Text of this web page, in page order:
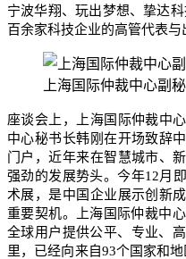
宁波华翔、玩出梦想、挚达
百余家科技企业的高管代表与
上海国际仲裁中心副
座谈会上，上海国际仲裁中
中心秘书长韩刚在开场致辞
门户，近年来在智慧城市、
强劲的发展势头。今年12月
术展，是中国企业展示创新
重要契机。上海国际仲裁中
全球用户提供公平、专业、
里，已经向来自93个国家和